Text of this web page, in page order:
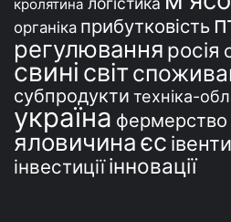
кролятина
органіка прибутковість
регулювання росія
свині світ
субпродукти техніка-
україна фермерство
яловичинаєс івенти
інвестиції інновації